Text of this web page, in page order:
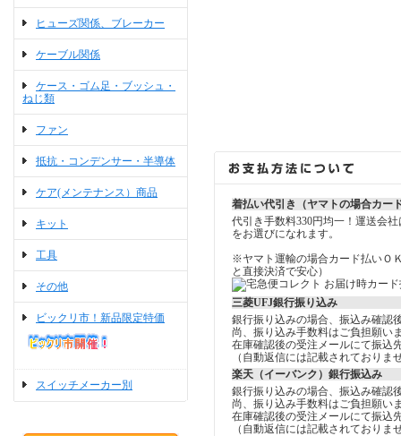
ヒューズ関係、ブレーカー
ケーブル関係
ケース・ゴム足・ブッシュ・
ねじ類
ファン
抵抗・コンデンサー・半導体
ケア(メンテナンス）商品
キット
工具
その他
ビックリ市！新品限定特価
スイッチメーカー別
着払い代引き（ヤマトの場合カー
代引き手数料330円均一！運送会
をお選びになれます。
※ヤマト運輸の場合カード払いＯ
と直接決済で安心）
三菱UFJ銀行振り込み
銀行振り込みの場合、振込み確認
尚、振り込み手数料はご負担願い
在庫確認後の受注メールにて振込
（自動返信には記載されておりま
楽天（イーバンク）銀行振込み
銀行振り込みの場合、振込み確認
尚、振り込み手数料はご負担願い
在庫確認後の受注メールにて振込
（自動返信には記載されておりま